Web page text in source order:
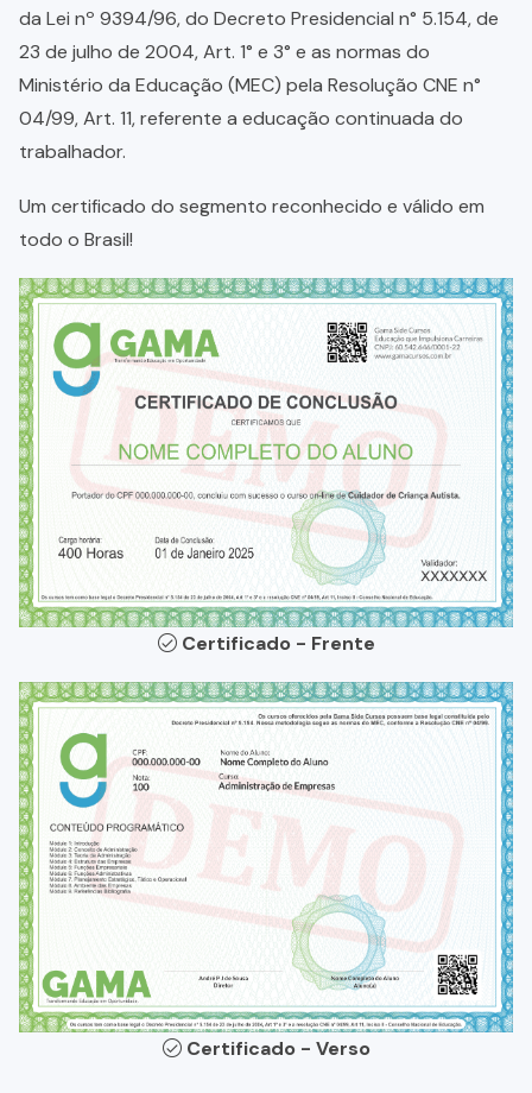
da Lei nº 9394/96, do Decreto Presidencial n° 5.154, de
23 de julho de 2004, Art. 1° e 3° e as normas do
Ministério da Educação (MEC) pela Resolução CNE n°
04/99, Art. 11, referente a educação continuada do
trabalhador.
Um certificado do segmento reconhecido e válido em
todo o Brasil!
Certificado - Frente
Certificado - Verso